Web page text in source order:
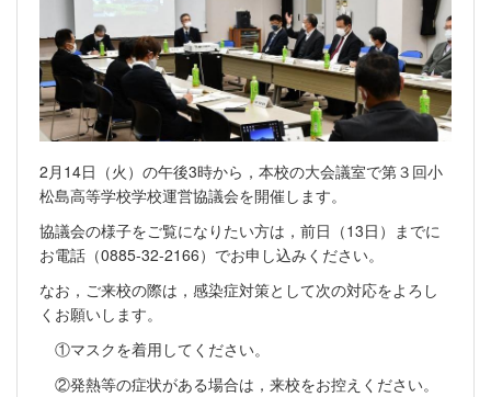
2月14日（火）の午後3時から，本校の大会議室で第３回小
松島高等学校学校運営協議会を開催します。
協議会の様子をご覧になりたい方は，前日（13日）までに
お電話（0885-32-2166）でお申し込みください。
なお，ご来校の際は，感染症対策として次の対応をよろし
くお願いします。
①マスクを着用してください。
②発熱等の症状がある場合は，来校をお控えください。